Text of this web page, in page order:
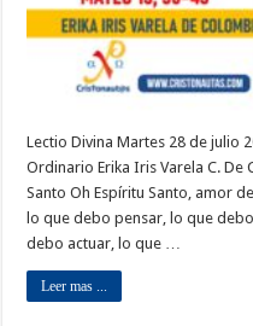
Lectio Divina Martes 28 de julio
Ordinario Erika Iris Varela C. De
Santo Oh Espíritu Santo, amor
lo que debo pensar, lo que
debo actuar, lo que …
Leer mas ...